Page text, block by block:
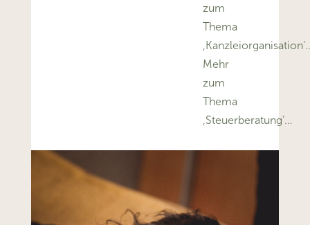
zum
Thema
Mehr
zum
Thema
‚Steuerberatung’…